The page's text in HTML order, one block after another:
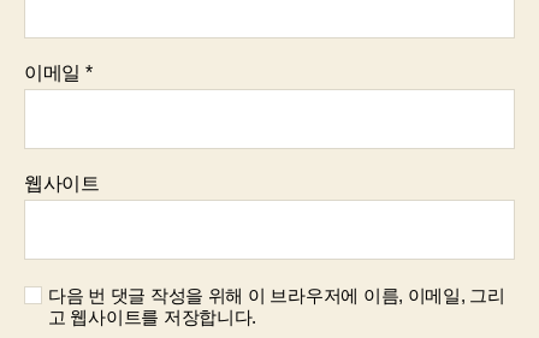
이메일 *
웹사이트
다음 번 댓글 작성을 위해 이 브라우저에 이름, 이메일, 그리
고 웹사이트를 저장합니다.